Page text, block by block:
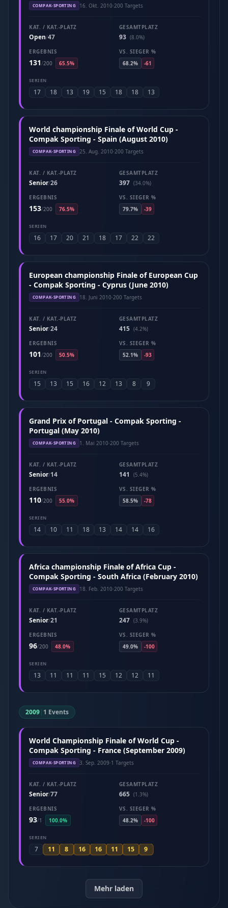
COMPAK-SPORTING 16. Okt. 2010·200 Targets
KAT. / KAT.-PLATZ
Open/47
GESAMTPLATZ
93 (8.0%)
ERGEBNIS
131/200 65.5%
VS. SIEGER %
68.2%
-61
SERIEN
17 18 13 19 15 18 18 13
World championship Finale of World Cup -
Compak Sporting - Spain (August 2010)
COMPAK-SPORTING 25. Aug. 2010·200 Targets
KAT. / KAT.-PLATZ
Senior/26
GESAMTPLATZ
397 (34.0%)
ERGEBNIS
153/200 76.5%
VS. SIEGER %
79.7%
-39
SERIEN
16 17 20 21 18 17 22 22
European championship Finale of European Cup
- Compak Sporting - Cyprus (June 2010)
COMPAK-SPORTING 18. Juni 2010·200 Targets
KAT. / KAT.-PLATZ
Senior/24
GESAMTPLATZ
415 (4.2%)
ERGEBNIS
101/200 50.5%
VS. SIEGER %
52.1%
-93
SERIEN
15 13 15 16 12 13 8 9
Grand Prix of Portugal - Compak Sporting -
Portugal (May 2010)
COMPAK-SPORTING 1. Mai 2010·200 Targets
KAT. / KAT.-PLATZ
Senior/14
GESAMTPLATZ
141
(5.4%)
ERGEBNIS
110/200 55.0%
VS. SIEGER %
58.5%
-78
SERIEN
14 10 11 18 13 14 14 16
Africa championship Finale of Africa Cup -
Compak Sporting - South Africa (February 2010)
COMPAK-SPORTING 18. Feb. 2010·200 Targets
KAT. / KAT.-PLATZ
Senior/21
GESAMTPLATZ
247 (3.9%)
ERGEBNIS
96/200 48.0%
VS. SIEGER %
49.0%
-100
SERIEN
13 11 11 11 15 12 12 11
2009| 1 Events
World Championship Finale of World Cup -
Compak Sporting - France (September 2009)
COMPAK-SPORTING 3. Sep. 2009·1 Targets
KAT. / KAT.-PLATZ
Senior/77
GESAMTPLATZ
665 (1.3%)
ERGEBNIS
93/1 100.0%
VS. SIEGER %
48.2%
-100
SERIEN
7 11 8 16 16 11 15 9
Mehr laden